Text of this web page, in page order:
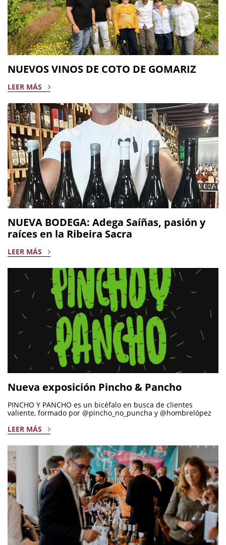
NUEVOS VINOS DE COTO DE GOMARIZ
LEER MÁS
NUEVA BODEGA: Adega Saíñas, pasión y
raíces en la Ribeira Sacra
LEER MÁS
Nueva exposición Pincho & Pancho
PINCHO Y PANCHO es un bicéfalo en busca de clientes
valiente, formado por @pincho_no_puncha y @hombrelópez
LEER MÁS